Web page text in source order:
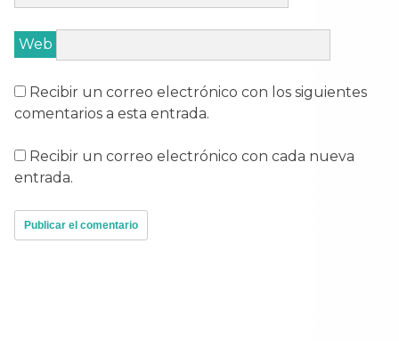
Web
Recibir un correo electrónico con los siguientes
comentarios a esta entrada.
Recibir un correo electrónico con cada nueva
entrada.